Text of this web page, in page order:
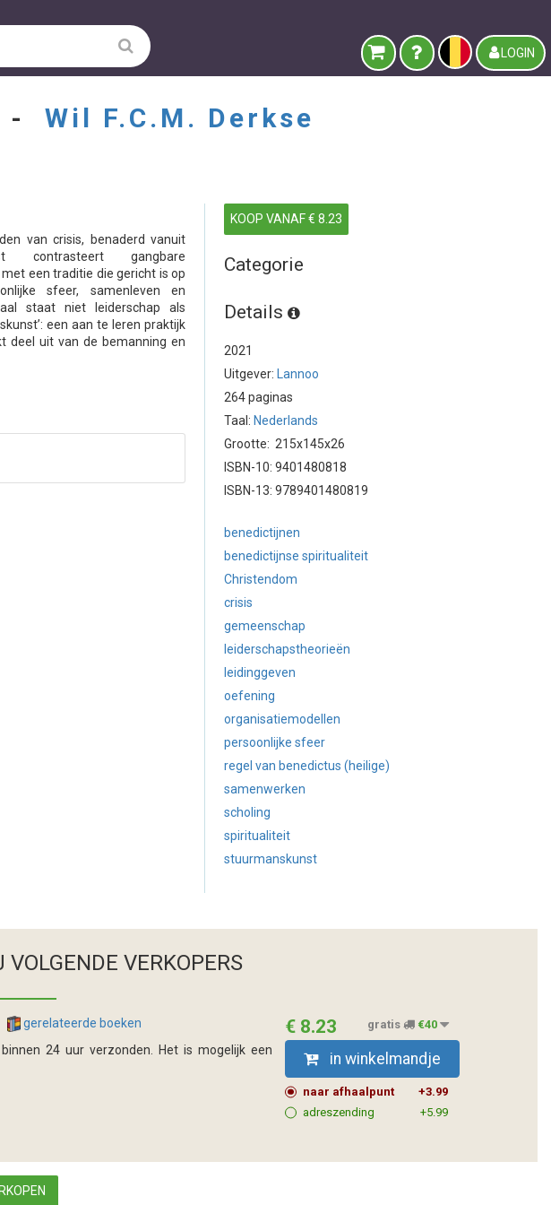
LOGIN
- Wil F.C.M. Derkse
van crisis, benaderd vanuit
contrasteert gangbare
een traditie die gericht is op
sfeer, samenleven en
staat niet leiderschap als
een aan te leren praktijk
deel uit van de bemanning en
KOOP VANAF € 8.23
Categorie
Details
2021
Uitgever:
Lannoo
264 paginas
Taal: Nederlands
Grootte: 215x145x26
ISBN-10: 9401480818
ISBN-13: 9789401480819
benedictijnen
benedictijnse spiritualiteit
Christendom
crisis
gemeenschap
leiderschapstheorieën
leidinggeven
oefening
organisatiemodellen
persoonlijke sfeer
regel van benedictus (heilige)
samenwerken
scholing
spiritualiteit
stuurmanskunst
VOLGENDE VERKOPERS
gerelateerde boeken
24 uur verzonden. Het is mogelijk een
€ 8.23 gratis €40
in winkelmandje
naar afhaalpunt
+3.99
adreszending
+5.99